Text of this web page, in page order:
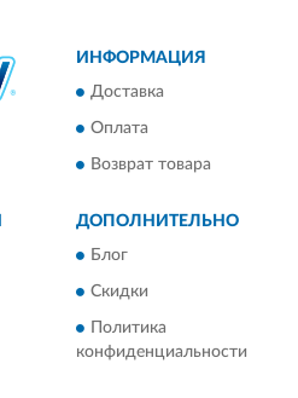
ИНФОРМАЦИЯ
Доставка
Оплата
Возврат товара
ДОПОЛНИТЕЛЬНО
Блог
Скидки
Политика
конфиденциальности